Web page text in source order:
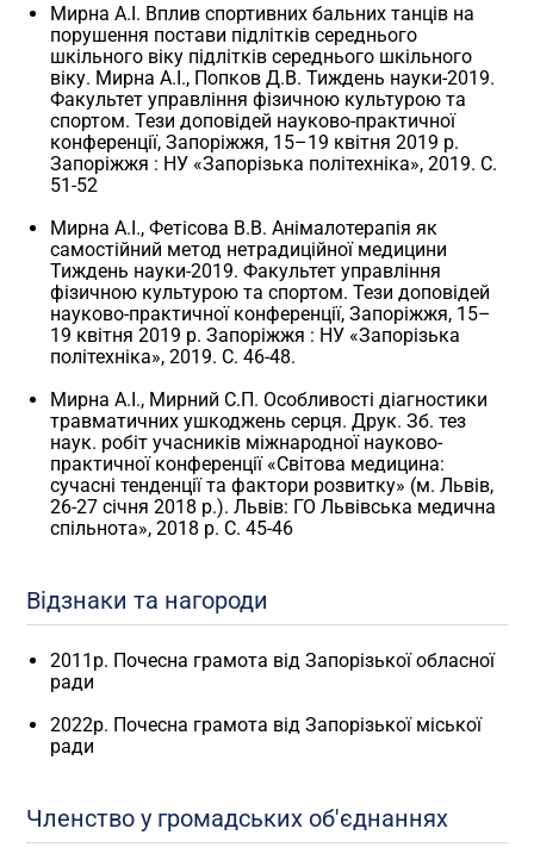
Мирна А.І. Вплив спортивних бальних танців на
порушення постави підлітків середнього
шкільного віку підлітків середнього шкільного
віку. Мирна А.І., Попков Д.В. Тиждень науки-2019.
Факультет управління фізичною культурою та
спортом. Тези доповідей науково-практичної
конференції, Запоріжжя, 15–19 квітня 2019 р.
Запоріжжя : НУ «Запорізька політехніка», 2019. С.
51-52
Мирна А.І., Фетісова В.В. Анімалотерапія як
самостійний метод нетрадиційної медицини
Тиждень науки-2019. Факультет управління
фізичною культурою та спортом. Тези доповідей
науково-практичної конференції, Запоріжжя, 15–
19 квітня 2019 р. Запоріжжя : НУ «Запорізька
політехніка», 2019. С. 46-48.
Мирна А.І., Мирний С.П. Особливості діагностики
травматичних ушкоджень серця. Друк. Зб. тез
наук. робіт учасників міжнародної науково-
практичної конференції «Світова медицина:
сучасні тенденції та фактори розвитку» (м. Львів,
26-27 січня 2018 р.). Львів: ГО Львівська медична
спільнота», 2018 р. С. 45-46
Відзнаки та нагороди
2011р. Почесна грамота від Запорізької обласної
ради
2022р. Почесна грамота від Запорізької міської
ради
Членство у громадських об'єднаннях